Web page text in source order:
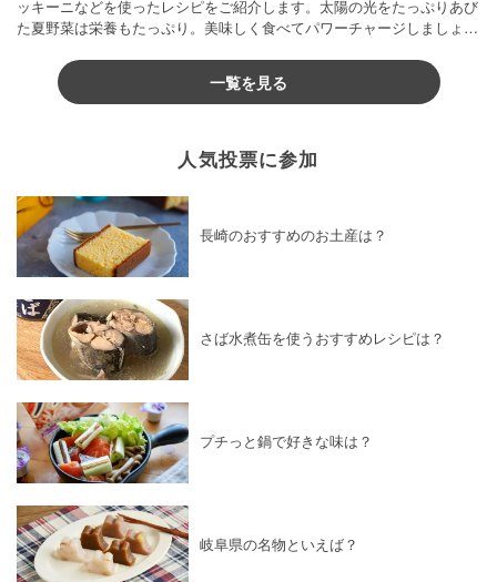
ッキーニなどを使ったレシピをご紹介します。太陽の光をたっぷりあび
た夏野菜は栄養もたっぷり。美味しく食べてパワーチャージしましょう
一覧を見る
人気投票に参加
長崎のおすすめのお土産は？
さば水煮缶を使うおすすめレシピは？
プチっと鍋で好きな味は？
岐阜県の名物といえば？